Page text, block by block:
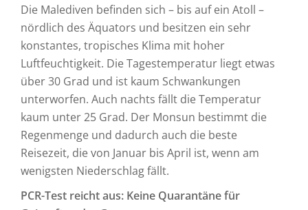
Die Malediven befinden sich – bis auf ein Atoll –
nördlich des Äquators und besitzen ein sehr
konstantes, tropisches Klima mit hoher
Luftfeuchtigkeit. Die Tagestemperatur liegt etwas
über 30 Grad und ist kaum Schwankungen
unterworfen. Auch nachts fällt die Temperatur
kaum unter 25 Grad. Der Monsun bestimmt die
Regenmenge und dadurch auch die beste
Reisezeit, die von Januar bis April ist, wenn am
wenigsten Niederschlag fällt.
PCR-Test reicht aus: Keine Quarantäne für